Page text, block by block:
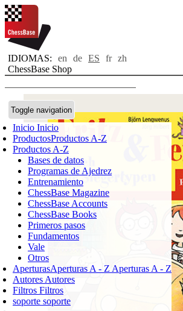
IDIOMAS: en de ES fr zh
ChessBase Shop
Toggle navigation
Inicio Inicio
ProductosProductos A-Z
Productos A-Z
Bases de datos
Programas de Ajedrez
Entrenamiento
ChessBase Magazine
ChessBase Accounts
ChessBase Books
Primeros pasos
Fundamentos
Vale
Otros
AperturasAperturas A - Z Aperturas A - Z
Autores Autores
Filtros Filtros
soporte soporte